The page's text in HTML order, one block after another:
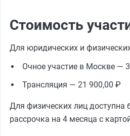
Стоимость
Для юридических и
Очное участие в Москве —
Трансляция — 21 900,00 ₽
Для физических лиц доступна
рассрочка на 4 месяца с